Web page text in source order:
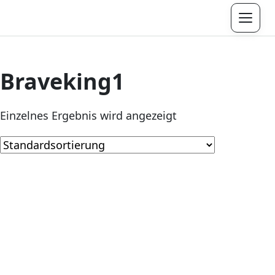
Menü
Braveking1
Einzelnes Ergebnis wird angezeigt